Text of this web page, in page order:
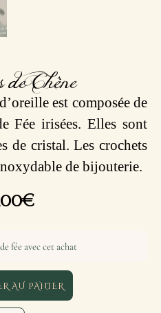
Chêne
est composée de
Fée irisées. Elles sont
de cristal. Les crochets
de bijouterie.
€
fée avec cet achat
AU PANIER